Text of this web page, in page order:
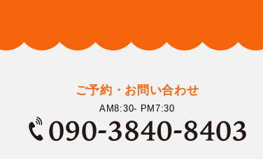
ご予約・お問い合わせ
AM8:30- PM7:30